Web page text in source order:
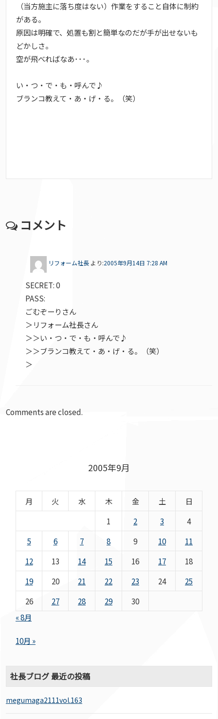
（当方施主に落ち度はない）作業をすること自体に制約
がある。
原因は明確で、処置も割と簡単なのだが手が出せないも
どかしさ。
空が飛べればなあ･･･。
い・つ・で・も・呼んで♪
ブランコ教えて・あ・げ・る。（笑）
コメント
リフォーム社長 より:2005年9月14日 7:28 AM
SECRET: 0
PASS:
ごむぞーりさん
＞リフォーム社長さん
＞＞い・つ・で・も・呼んで♪
＞＞ブランコ教えて・あ・げ・る。（笑）
＞
Comments are closed.
2005年9月
月 火 水 木 金 土
日
1
2 3
4
5
6 7 8 9 10
11
12
13 14 15 16 17
18
19
20 21 22 23 24
25
26
27 28 29
30
« 8月
10月 »
社長ブログ 最近の投稿
megumaga2111vol.163